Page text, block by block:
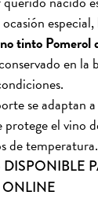
tinto Pomerol
en la
se adaptan
el vino
de temperatura.
DISPONIBLE
ONLINE